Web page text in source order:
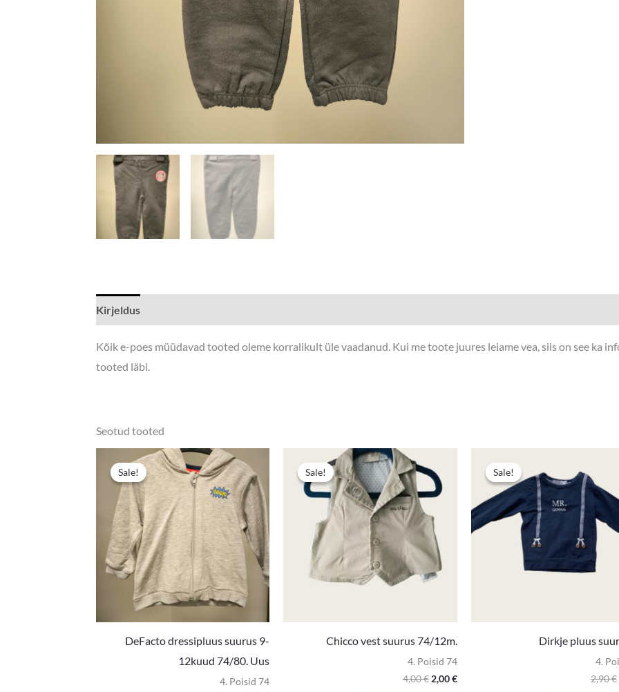
Kirjeldus
Kõik e-poes müüdavad tooted oleme korralikult üle vaadanud. Kui me toote juures leiame vea, siis on see ka
tooted läbi.
Seotud tooted
Sale!
Sale!
DeFacto dressipluus suurus 9-
12kuud 74/80. Uus
4. Poisid 74
hind
oli:
5,00 €.
Sale!
Sale!
Chicco vest suurus 74/12m.
4. Poisid 74
4,00€
oli:
4,00 €.
2,00€
Sale!
Sale!
Dirkje pluus
4.
2,90€